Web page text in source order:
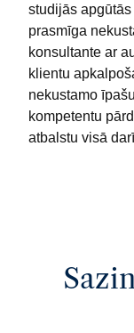
studijās
prasmīga
konsultante ar
klientu
nekustamo
kompetentu
atbalstu visā